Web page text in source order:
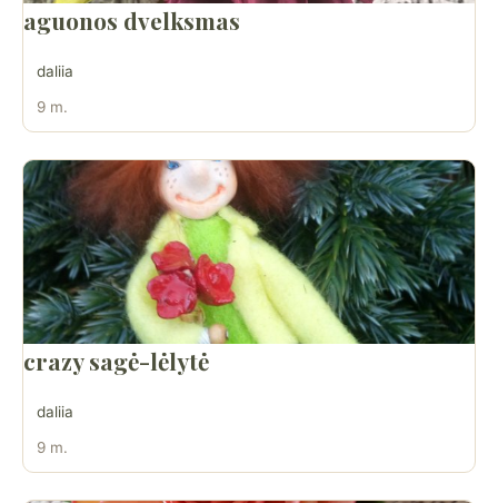
aguonos dvelksmas
daliia
9 m.
crazy sagė-lėlytė
daliia
9 m.